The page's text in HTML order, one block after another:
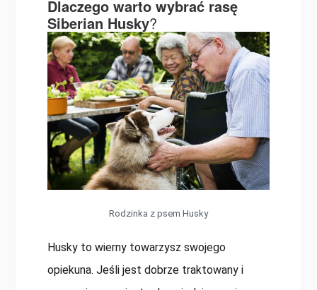
Dlaczego warto wybrać rasę
Siberian Husky?
Rodzinka z psem Husky
Husky to wierny towarzysz swojego
opiekuna. Jeśli jest dobrze traktowany i